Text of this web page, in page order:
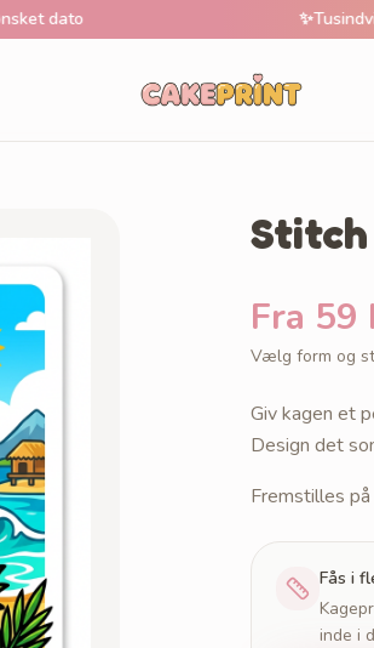
Tusindvis af
Fra 59
Vælg form og
Giv kagen et
Design det
Fremstilles
Fås i
inde i